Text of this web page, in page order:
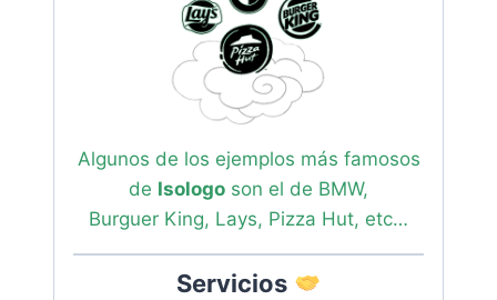
Algunos de los ejemplos más famosos
de Isologo son el de BMW,
Burguer King, Lays, Pizza Hut, etc…
Servicios